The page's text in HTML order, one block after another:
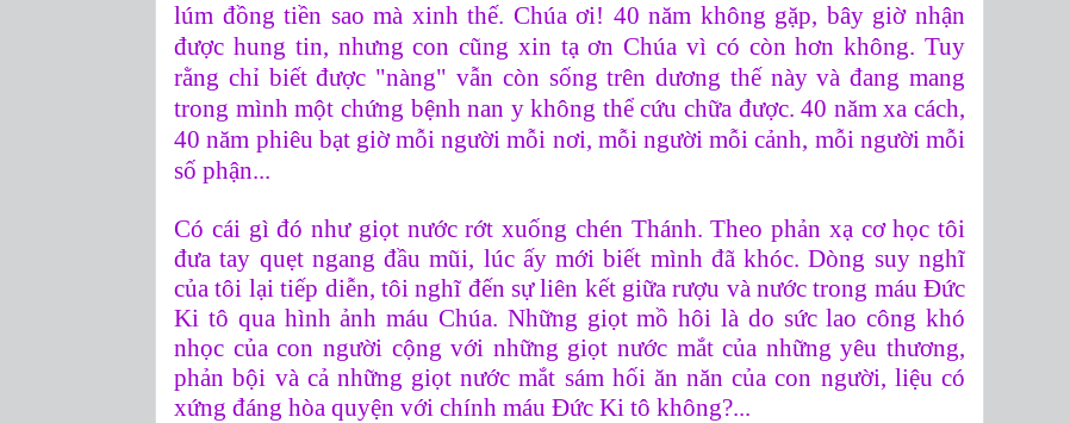
lúm đồng tiền sao mà xinh thế. Chúa ơi! 40 năm không gặp, bây giờ nhận
được hung tin, nhưng con cũng xin tạ ơn Chúa vì có còn hơn không. Tuy
rằng chỉ biết được "nàng" vẫn còn sống trên dương thế này và đang mang
trong mình một chứng bệnh nan y không thể cứu chữa được. 40 năm xa cách,
40 năm phiêu bạt giờ mỗi người mỗi nơi, mỗi người mỗi cảnh, mỗi người mỗi
số phận...
Có cái gì đó như giọt nước rớt xuống chén Thánh. Theo phản xạ cơ học tôi
đưa tay quẹt ngang đầu mũi, lúc ấy mới biết mình đã khóc. Dòng suy nghĩ
của tôi lại tiếp diễn, tôi nghĩ đến sự liên kết giữa rượu và nước trong máu Đức
Ki tô qua hình ảnh máu Chúa. Những giọt mồ hôi là do sức lao công khó
nhọc của con người cộng với những giọt nước mắt của những yêu thương,
phản bội và cả những giọt nước mắt sám hối ăn năn của con người, liệu có
xứng đáng hòa quyện với chính máu Đức Ki tô không?...